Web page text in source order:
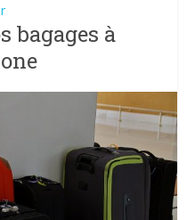
bagages à